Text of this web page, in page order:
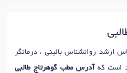
ارشد روانشناس بالینی ، درمانگر
است که آدرس مطب گوهرتاج طالبی